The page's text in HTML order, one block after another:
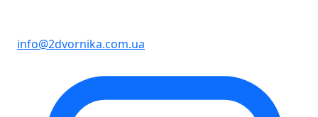
info@2dvornika.com.ua